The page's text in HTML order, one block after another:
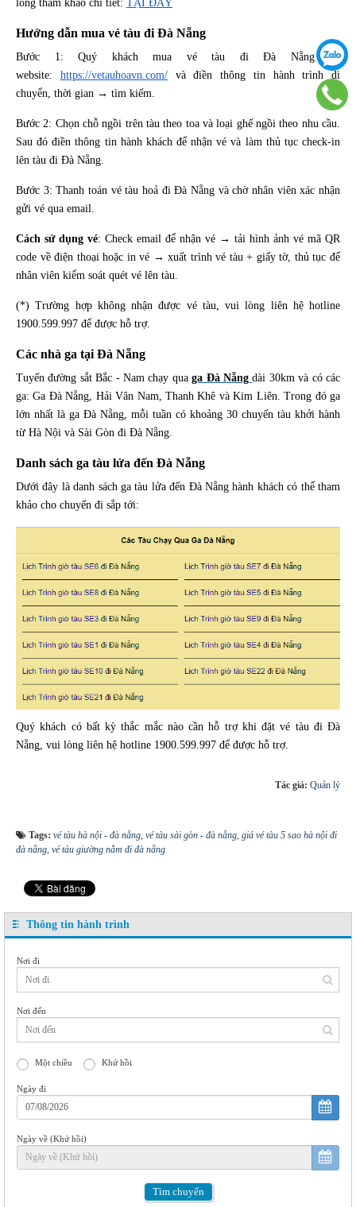
lòng tham khảo chi tiết: TẠI ĐÂY
Hướng dẫn mua vé tàu đi Đà Nẵng
Bước 1: Quý khách mua vé tàu đi Đà Nẵng tại
website: https://vetauhoavn.com/và điền thông tin hành trình di
chuyển, thời gian → tìm kiếm.
Bước 2: Chọn chỗ ngồi trên tàu theo toa và loại ghế ngồi theo nhu cầu.
Sau đó điền thông tin hành khách để nhận vé và làm thủ tục check-in
lên tàu đi Đà Nẵng.
Bước 3: Thanh toán vé tàu hoả đi Đà Nẵng và chờ nhân viên xác nhận
gửi vé qua email.
Cách sử dụng vé: Check email để nhận vé → tải hình ảnh vé mã QR
code về điện thoại hoặc in vé → xuất trình vé tàu + giấy tờ, thủ tục để
nhân viên kiểm soát quét vé lên tàu.
(*) Trường hợp không nhận được vé tàu, vui lòng liên hệ hotline
1900.599.997 để được hỗ trợ.
Các nhà ga tại Đà Nẵng
Tuyến đường sắt Bắc - Nam chạy quaga Đà Nẵngdài 30km và có các
ga: Ga Đà Nẵng, Hải Vân Nam, Thanh Khê và Kim Liên. Trong đó ga
lớn nhất là ga Đà Nẵng, mỗi tuần có khoảng 30 chuyến tàu khởi hành
từ Hà Nội và Sài Gòn đi Đà Nẵng.
Danh sách ga tàu lửa đến Đà Nẵng
Dưới đây là danh sách ga tàu lửa đến Đà Nẵng hành khách có thể tham
khảo cho chuyến đi sắp tới:
Quý khách có bất kỳ thắc mắc nào cần hỗ trợ khi đặt vé tàu đi Đà
Nẵng, vui lòng liên hệ hotline 1900.599.997 để được hỗ trợ.
Tác giả: Quản lý
Tags: vé tàu hà nội - đà nẵng, vé tàu sài gòn - đà nẵng, giá vé tàu 5 sao hà nội đi
đà nẵng, vé tàu giường nằm đi đà nẵng
Thông tin hành trình
Nơi đi
Nơi đến
Một chiều Khứ hồi
Ngày đi
Ngày về (Khứ hồi)
Tìm chuyến